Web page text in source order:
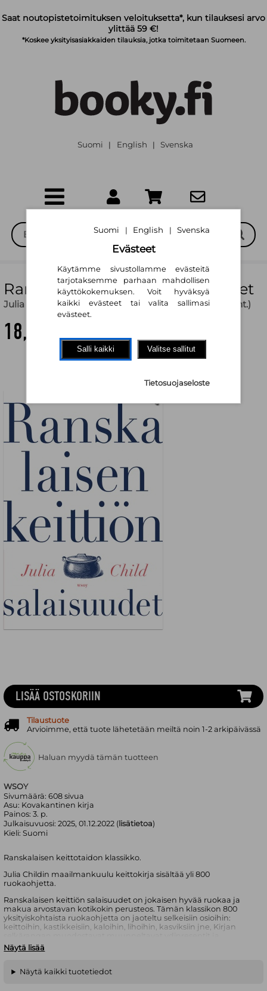
Saat noutopistetoimituksen veloituksetta*, kun tilauksesi arvo
ylittää 59 €!
*Koskee yksityisasiakkaiden tilauksia, jotka toimitetaan Suomeen.
Suomi | English | Svenska
Ranskalaisen keittiön salaisuudet
Julia Child Kyllikki Villa (käänt.) Kirsti Rannikko (käänt.)
18,40 €
WSOY
Sivumäärä:608 sivua
Asu: Kovakantinen kirja
Painos:3. p.
Julkaisuvuosi:2025, 01.12.2022 ( lisätietoa)
Kieli:Suomi
Ranskalaisen keittotaidon klassikko.
Julia Childin maailmankuulu keittokirja sisältää yli 800
ruokaohjetta.
Ranskalaisen keittiön salaisuudet on jokaisen hyvää ruokaa ja
makua arvostavan kotikokin perusteos. Tämän klassikon 800
yksityiskohtaista ruokaohjetta on jaoteltu selkeisiin osioihin:
keittoihin, kastikkeisiin, kaloihin, lihoihin, kasviksiin jne, Kirjan
ruoanlaiton lainalaisuuksien opettelu. Kirja on säilyttänyt
asemansa ranskalaisen keittotaidon perusteoksena yli
kunniapaikan keittiössä.
Näytä lisää
LISÄÄ OSTOSKORIIN
Tilaustuote
Arvioimme, että tuote lähetetään meiltä noin 1-2 arkipäivässä
Haluan myydä tämän tuotteen
Näytä kaikki tuotetiedot
Suomi | English | Svenska
Evästeet
Käytämme sivustollamme evästeitä
tarjotaksemme parhaan mahdollisen
käyttökokemuksen. Voit hyväksyä
kaikki evästeet tai valita sallimasi
evästeet.
Salli kaikki Valitse sallitut
Tietosuojaseloste